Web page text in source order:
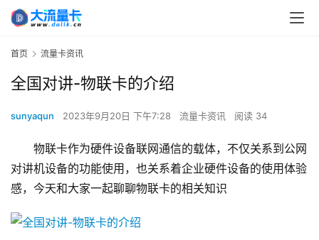
首页 流量卡资讯
全国对讲-物联卡的介绍
sunyaqun 2023年9月20日 下午7:28 流量卡资讯 阅读 34
物联卡作为硬件设备联网通信的载体，不仅关系到公网
对讲机设备的功能使用，也关系着企业硬件设备的使用体验
感，今天和大家一起聊聊物联卡的相关知识